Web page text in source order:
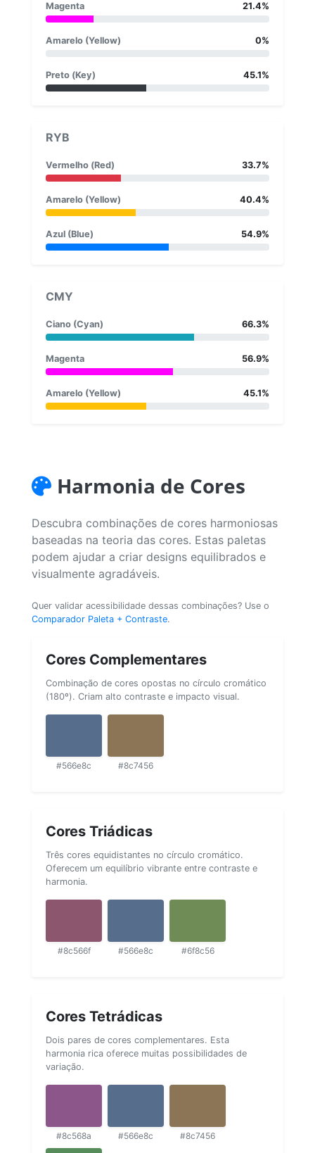
Magenta 21.4%
Amarelo (Yellow) 0%
Preto (Key) 45.1%
RYB
Vermelho (Red) 33.7%
Amarelo (Yellow) 40.4%
Azul (Blue) 54.9%
CMY
Ciano (Cyan) 66.3%
Magenta 56.9%
Amarelo (Yellow) 45.1%
Harmonia de Cores
Descubra combinações de cores harmoniosas
baseadas na teoria das cores. Estas paletas
podem ajudar a criar designs equilibrados e
visualmente agradáveis.
Quer validar acessibilidade dessas combinações? Use o
Comparador Paleta + Contraste.
Cores Complementares
Combinação de cores opostas no círculo cromático
(180º). Criam alto contraste e impacto visual.
#566e8c #8c7456
Cores Triádicas
Três cores equidistantes no círculo cromático.
Oferecem um equilíbrio vibrante entre contraste e
harmonia.
#8c566f #566e8c #6f8c56
Cores Tetrádicas
Dois pares de cores complementares. Esta
harmonia rica oferece muitas possibilidades de
variação.
#8c568a #566e8c #8c7456